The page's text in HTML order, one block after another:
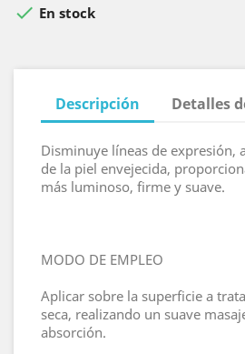
 En stock
Descripción Detalles
Disminuye líneas de expresión,
de la piel envejecida,
más luminoso, firme y suave.
MODO DE EMPLEO
Aplicar sobre la superficie a
seca, realizando un suave
absorción.